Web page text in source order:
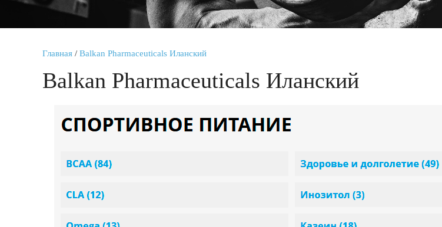
Главная / Balkan Pharmaceuticals Иланский
Balkan Pharmaceuticals Иланский